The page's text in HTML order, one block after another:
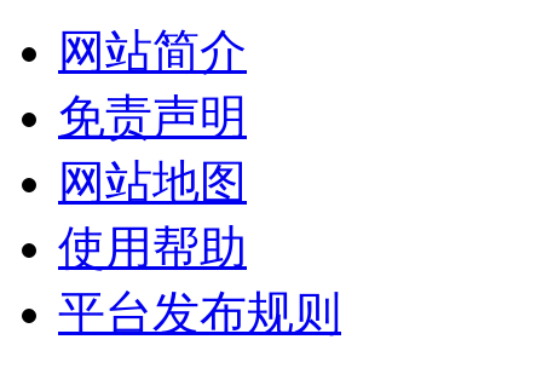
网站简介
免责声明
网站地图
使用帮助
平台发布规则